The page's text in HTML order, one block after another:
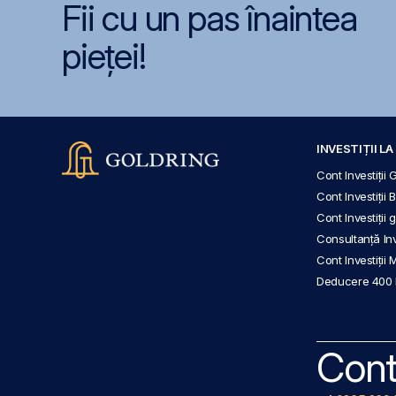
Fii cu un pas înaintea
pieței!
INVESTIȚII LA
Cont Investiții
Cont Investiții
Cont Investiții
Consultanță
Cont Investiții
Deducere 400